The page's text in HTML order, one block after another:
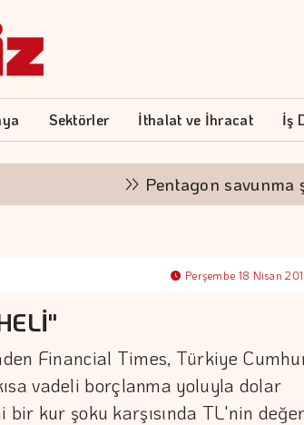
Sektörler İthalat ve İhracat İş
Pentagon savunma
Perşembe 18 Nisan
Financial Times, Türkiye
vadeli borçlanma yoluyla dolar
bir kur şoku karşısında TL'nin